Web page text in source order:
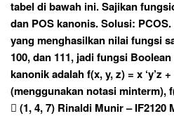
tabel di bawah ini. Sajikan
dan POS kanonis. Solusi:
yang menghasilkan nilai fungsi
100, dan 111, jadi fungsi
kanonik adalah f(x, y, z) = x ‘y’z +
(menggunakan notasi minterm),
 (1, 4, 7) Rinaldi Munir – IF2120